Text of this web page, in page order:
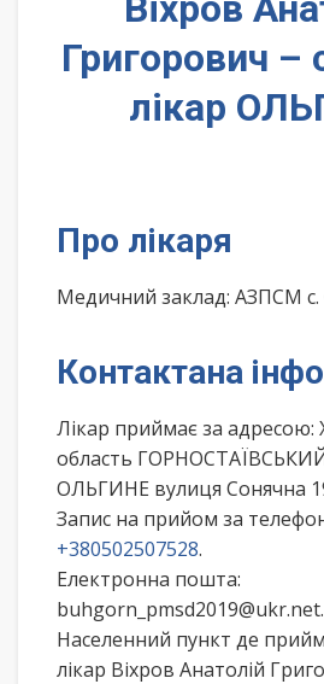
Григорович –
лікар
Про лікаря
Медичний заклад: АЗПСМ с.
Контактана
Лікар приймає за
область
ОЛЬГИНЕ вулиця Сонячна
Запис на прийом за
+380502507528.
Електронна пошта:
buhgorn_pmsd2019@ukr.net.
Населенний пункт де
лікар Віхров Анатолій